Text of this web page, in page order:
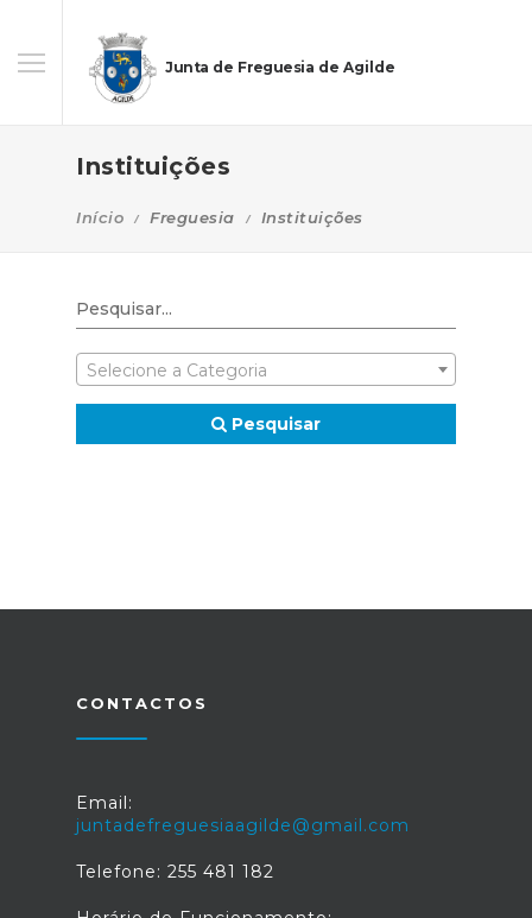
Junta de Freguesia de Agilde
Instituições
Início Freguesia Instituições
Selecione a Categoria
Pesquisar
CONTACTOS
Email:
juntadefreguesiaagilde@gmail.com
Telefone: 255 481 182